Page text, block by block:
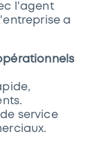
l'agent
a
service